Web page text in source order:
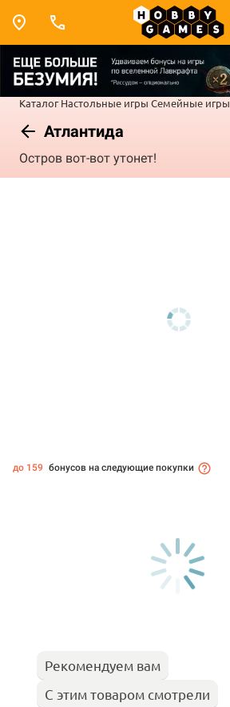
Каталог Настольные игры Семейные игры
Атлантида
Остров вот-вот утонет!
до 159 бонусов на следующие покупки
Рекомендуем вам
С этим товаром смотрели